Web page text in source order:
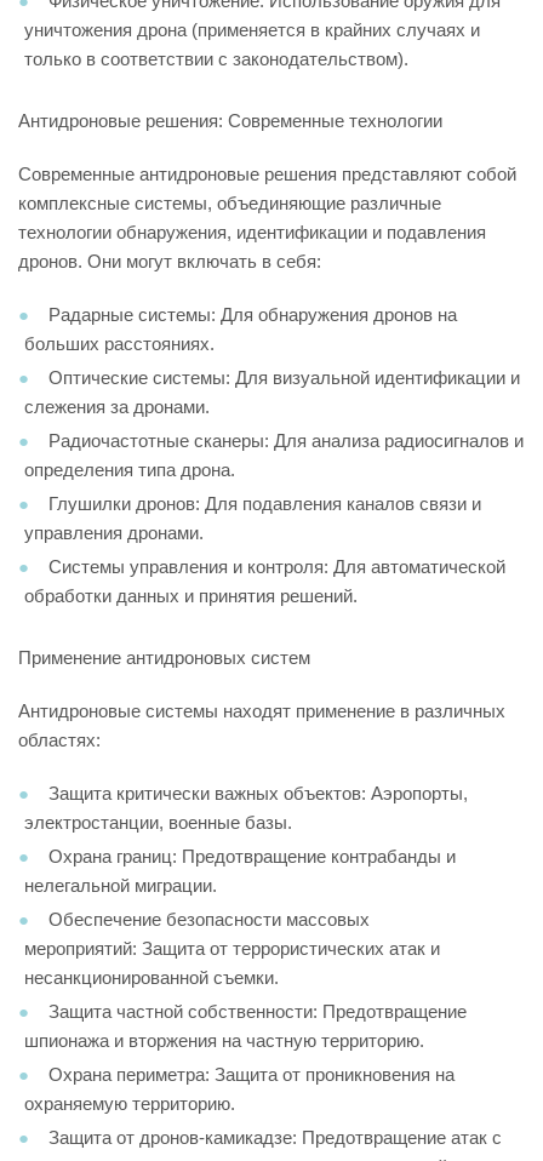
уничтожения дрона (применяется в крайних случаях и
только в соответствии с законодательством).
Антидроновые решения: Современные технологии
Современные антидроновые решения представляют собой
комплексные системы, объединяющие различные
технологии обнаружения, идентификации и подавления
дронов. Они могут включать в себя:
Радарные системы: Для обнаружения дронов на
больших расстояниях.
Оптические системы: Для визуальной идентификации и
слежения за дронами.
Радиочастотные сканеры: Для анализа радиосигналов и
определения типа дрона.
Глушилки дронов: Для подавления каналов связи и
управления дронами.
Системы управления и контроля: Для автоматической
обработки данных и принятия решений.
Применение антидроновых систем
Антидроновые системы находят применение в различных
областях:
Защита критически важных объектов: Аэропорты,
электростанции, военные базы.
Охрана границ: Предотвращение контрабанды и
нелегальной миграции.
Обеспечение безопасности массовых
мероприятий: Защита от террористических атак и
несанкционированной съемки.
Защита частной собственности: Предотвращение
шпионажа и вторжения на частную территорию.
Охрана периметра: Защита от проникновения на
охраняемую территорию.
Защита от дронов-камикадзе: Предотвращение атак с